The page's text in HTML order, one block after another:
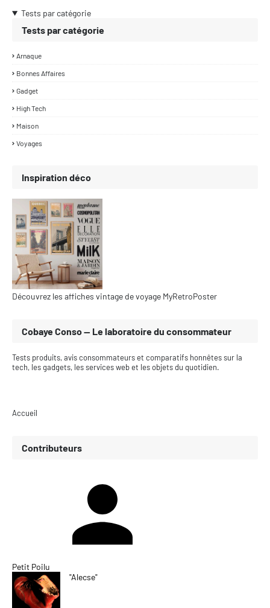
Tests par catégorie
Tests par catégorie
Arnaque
Bonnes Affaires
Gadget
High Tech
Maison
Voyages
Inspiration déco
Découvrez les affiches vintage de voyage MyRetroPoster
Cobaye Conso — Le laboratoire du consommateur
Tests produits, avis consommateurs et comparatifs honnêtes sur la
tech, les gadgets, les services web et les objets du quotidien.
Accueil
Contributeurs
Petit Poilu
"Alecse"